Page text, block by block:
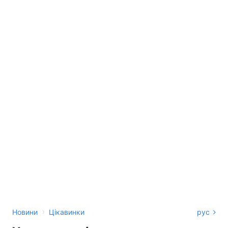
Новини › Цікавинки рус